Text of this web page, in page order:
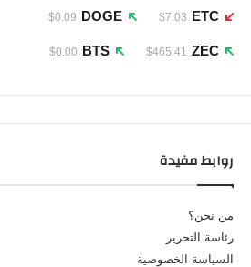
ETC
$7.03
DOGE
$0.09
ZEC
$465.41
BTS
$0.00
روابط مفيدة
من نحن؟
رئاسة التحرير
السياسة الخصوصية